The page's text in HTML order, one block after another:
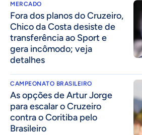
MERCADO
Fora dos planos do Cruzeiro,
Chico da Costa desiste de
transferência ao Sport e
gera incômodo; veja
detalhes
CAMPEONATO BRASILEIRO
As opções de Artur Jorge
para escalar o Cruzeiro
contra o Coritiba pelo
Brasileiro